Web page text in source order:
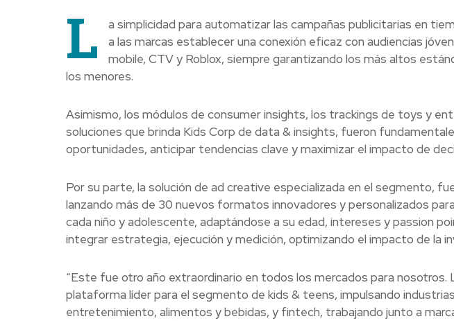
L
a simplicidad para automatizar las campañas publicitarias en
a las marcas establecer una conexión eficaz con audiencias
mobile, CTV y Roblox, siempre garantizando los más altos
los menores.
Asimismo, los módulos de consumer insights, los trackings de toys y
soluciones que brinda Kids Corp de data & insights, fueron
oportunidades, anticipar tendencias clave y maximizar el impacto de
Por su parte, la solución de ad creative especializada en el segmento,
lanzando más de 30 nuevos formatos innovadores y personalizados
cada niño y adolescente, adaptándose a su edad, intereses y passion
integrar estrategia, ejecución y medición, optimizando el impacto de la
“Este fue otro año extraordinario en todos los mercados para
plataforma líder para el segmento de kids & teens, impulsando
entretenimiento, alimentos y bebidas, y fintech, trabajando junto a